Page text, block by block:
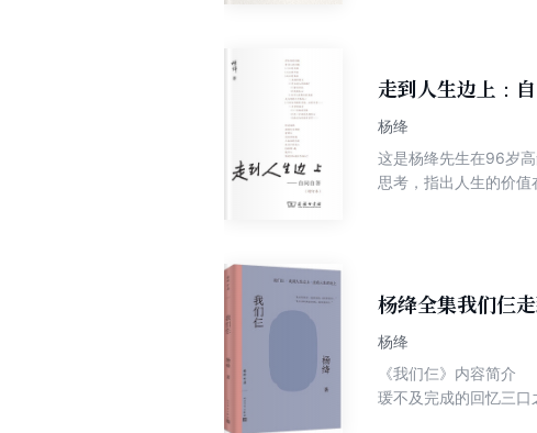
走到人生边上：
杨绛
这是杨绛先生在96岁
思考，指出人生的价
杨绛全集我们仨
杨绛
《我们仨》内容简介 1997年，杨绛的女儿钱瑗去世；1998年，钱锺书去世。两年之内，杨绛痛失两位至亲。为完成钱
瑗不及完成的回忆三